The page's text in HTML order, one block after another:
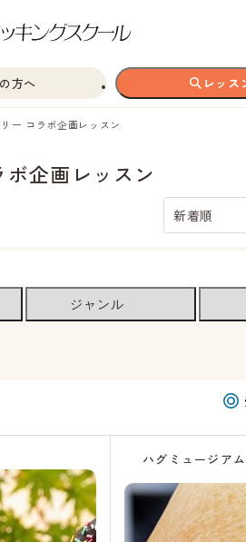
方へ レッス
ー コラボ企画レッスン
企画レッスン
新着順
ジャンル
ハグミュージアム